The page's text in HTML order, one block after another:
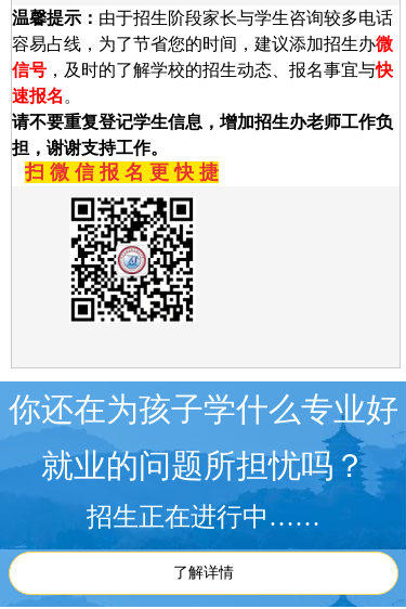
温馨提示： 由于招生阶段家长与学生咨询较多电话
容易占线，为了节省您的时间，建议添加招生办微
信号 ，及时的了解学校的招生动态、报名事宜与快
速报名 。
请不要重复登记学生信息，增加招生办老师工作负
担，谢谢支持工作。
扫 微 信 报 名 更 快 捷
你还在为孩子学什么专业好
就业的问题所担忧吗？
招生正在进行中……
了解详情